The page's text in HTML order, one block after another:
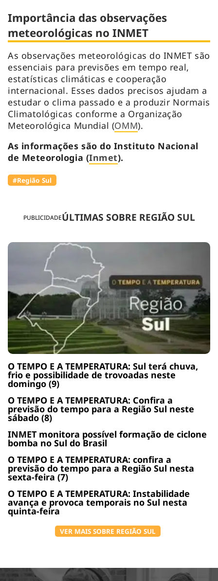
PUBLICIDADEÚLTIMAS SOBRE REGIÃO SUL
O TEMPO E A TEMPERATURA: Sul terá chuva,
frio e possibilidade de trovoadas neste
domingo (9)
O TEMPO E A TEMPERATURA: Confira a
previsão do tempo para a Região Sul neste
sábado (8)
INMET monitora possível formação de ciclone
bomba no Sul do Brasil
O TEMPO E A TEMPERATURA: confira a
previsão do tempo para a Região Sul nesta
sexta-feira (7)
O TEMPO E A TEMPERATURA: Instabilidade
avança e provoca temporais no Sul nesta
quinta-feira
VER MAIS SOBRE REGIÃO SUL
Importância das observações
meteorológicas no INMET
As observações meteorológicas do INMET são
essenciais para previsões em tempo real,
estatísticas climáticas e cooperação
internacional. Esses dados precisos ajudam a
estudar o clima passado e a produzir Normais
Climatológicas conforme a Organização
Meteorológica Mundial (OMM).
As informações são do Instituto Nacional
de Meteorologia (Inmet).
#Região Sul